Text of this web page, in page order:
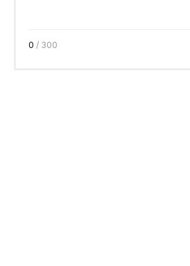
0 / 300